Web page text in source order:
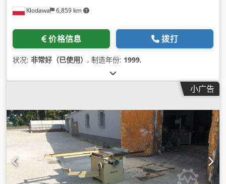
Kłodawa 6,859 km
价格信息 拨打
状况: 非常好（已使用） , 制造年份: 1999,
小广告